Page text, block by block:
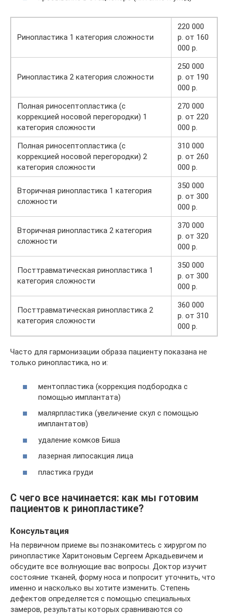
Ринопластика 1 категория сложности
220 000
р. от 160
000 р.
Ринопластика 2 категория сложности
250 000
р. от 190
000 р.
Полная риносептопластика (с
коррекцией носовой перегородки) 1
категория сложности
270 000
р. от 220
000 р.
Полная риносептопластика (с
коррекцией носовой перегородки) 2
категория сложности
310 000
р. от 260
000 р.
Вторичная ринопластика 1 категория
сложности
350 000
р. от 300
000 р.
Вторичная ринопластика 2 категория
сложности
370 000
р. от 320
000 р.
Посттравматическая ринопластика 1
категория сложности
350 000
р. от 300
000 р.
Посттравматическая ринопластика 2
категория сложности
360 000
р. от 310
000 р.
Часто для гармонизации образа пациенту показана не
только ринопластика, но и:
ментопластика (коррекция подбородка с
помощью имплантата)
малярпластика (увеличение скул с помощью
имплантатов)
удаление комков Биша
лазерная липосакция лица
пластика груди
С чего все начинается: как мы готовим
пациентов к ринопластике?
Консультация
На первичном приеме вы познакомитесь с хирургом по
ринопластике Харитоновым Сергеем Аркадьевичем и
обсудите все волнующие вас вопросы. Доктор изучит
состояние тканей, форму носа и попросит уточнить, что
именно и насколько вы хотите изменить. Степень
дефектов определяется с помощью специальных
замеров, результаты которых сравниваются со